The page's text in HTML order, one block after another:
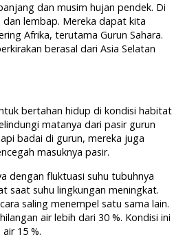
dan musim hujan pendek. Di
lembap. Mereka dapat kita
Afrika, terutama Gurun Sahara.
berasal dari Asia Selatan
bertahan hidup di kondisi habitat
matanya dari pasir gurun
badai di gurun, mereka juga
masuknya pasir.
dengan fluktuasi suhu tubuhnya
saat suhu lingkungan meningkat.
saling menempel satu sama lain.
air lebih dari 30 %. Kondisi ini
15 %.